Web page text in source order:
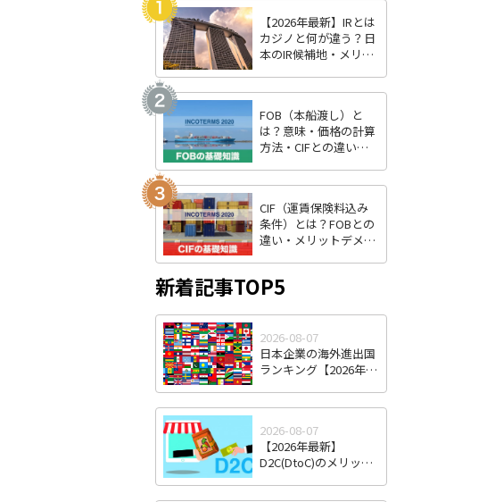
【2026年最新】IRとは
カジノと何が違う？日
本のIR候補地・メリッ
FOB（本船渡し）と
は？意味・価格の計算
方法・CIFとの違いを
CIF（運賃保険料込み
条件）とは？FOBとの
違い・メリットデメリ
新着記事TOP5
2026-08-07
日本企業の海外進出国
ランキング【2026年最
2026-08-07
【2026年最新】
D2C(DtoC)のメリット